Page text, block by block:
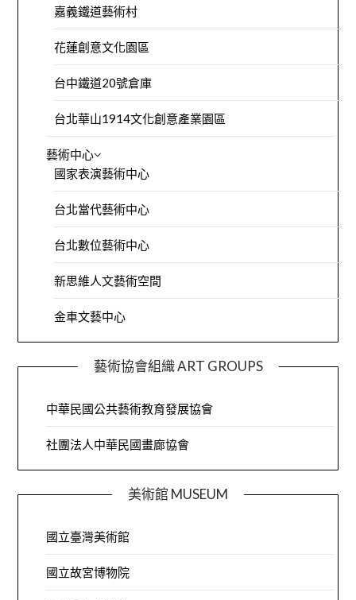
嘉義鐵道藝術村
花蓮創意文化園區
台中鐵道20號倉庫
台北華山1914文化創意產業園區
藝術中心
國家表演藝術中心
台北當代藝術中心
台北數位藝術中心
新思維人文藝術空間
金車文藝中心
藝術協會組織 ART GROUPS
中華民國公共藝術教育發展協會
社團法人中華民國畫廊協會
美術館 MUSEUM
國立臺灣美術館
國立故宮博物院